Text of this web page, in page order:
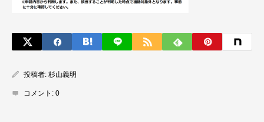
投稿者: 杉山義明
コメント: 0